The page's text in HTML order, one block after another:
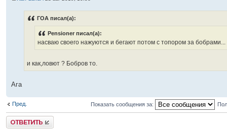
ГОА писал(а):
Pensioner писал(а):
насваю своего нажуются и бегают потом с топором за бобрами...
и как,ловют ? Бобров то.
Ага
Пред. Показать сообщения за:
Ответить